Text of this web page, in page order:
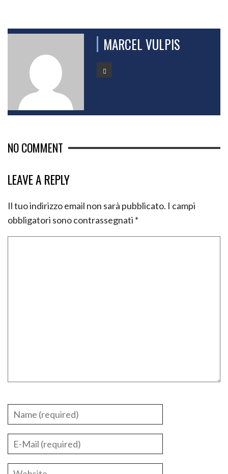
MARCEL VULPIS
NO COMMENT
LEAVE A REPLY
Il tuo indirizzo email non sarà pubblicato. I campi
obbligatori sono contrassegnati *